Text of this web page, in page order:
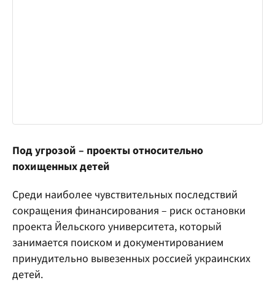
Под угрозой – проекты относительно
похищенных детей
Среди наиболее чувствительных последствий
сокращения финансирования – риск остановки
проекта Йельского университета, который
занимается поиском и документированием
принудительно вывезенных россией украинских
детей.